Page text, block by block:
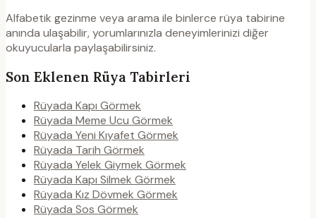
Alfabetik gezinme veya arama ile binlerce rüya tabirine
anında ulaşabilir, yorumlarınızla deneyimlerinizi diğer
okuyucularla paylaşabilirsiniz.
Son Eklenen Rüya Tabirleri
Rüyada Kapı Görmek
Rüyada Meme Ucu Görmek
Rüyada Yeni Kıyafet Görmek
Rüyada Tarih Görmek
Rüyada Yelek Giymek Görmek
Rüyada Kapı Silmek Görmek
Rüyada Kız Dövmek Görmek
Rüyada Sos Görmek